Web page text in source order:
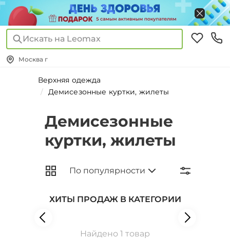
Искать на Leomax
Москва г
Верхняя одежда
Демисезонные куртки, жилеты
Демисезонные
куртки, жилеты
ХИТЫ ПРОДАЖ В КАТЕГОРИИ
Найдено 1 товар